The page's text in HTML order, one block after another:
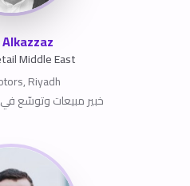
Middle East
Riyadh
خبير مبيعات وتوسّع